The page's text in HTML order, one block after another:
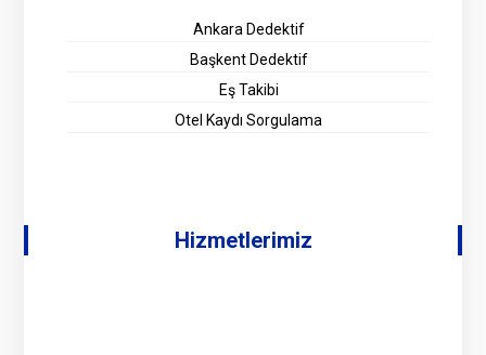
Ankara Dedektif
Başkent Dedektif
Eş Takibi
Otel Kaydı Sorgulama
Hizmetlerimiz